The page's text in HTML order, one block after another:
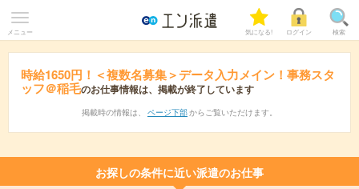
メニュー 気になる! ログイン 検索
時給1650円！＜複数名募集＞データ入力メイン！事務スタ
ッフ＠稲毛のお仕事情報は、掲載が終了しています
掲載時の情報は、 ページ下部 からご覧いただけます。
お探しの条件に近い派遣のお仕事